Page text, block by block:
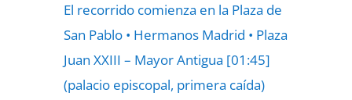
El recorrido comienza en la Plaza de
San Pablo • Hermanos Madrid • Plaza
Juan XXIII – Mayor Antigua [01:45]
(palacio episcopal, primera caída)